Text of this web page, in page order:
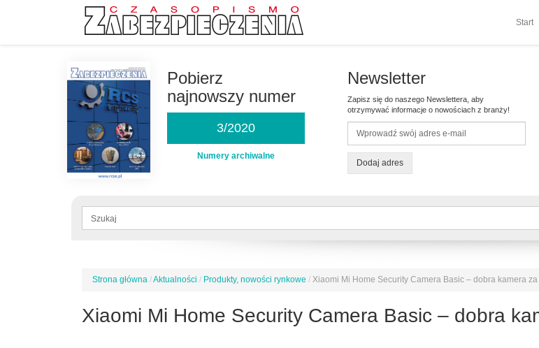
Start
Pobierz
najnowszy numer
3/2020
Numery archiwalne
Newsletter
Zapisz się do naszego Newslettera, aby
otrzymywać informacje o nowościach z branży!
Dodaj adres
Formularz
Jesteś
Strona główna /Aktualności / Produkty, nowości rynkowe / Xiaomi Mi Home Security Camera Basic – dobra kamera
Xiaomi Mi Home Security Camera Basic – dobra